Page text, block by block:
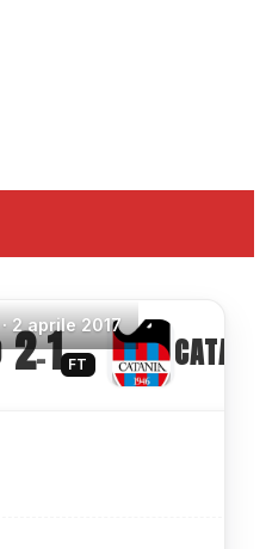
2 aprile 2017
2–1 FT